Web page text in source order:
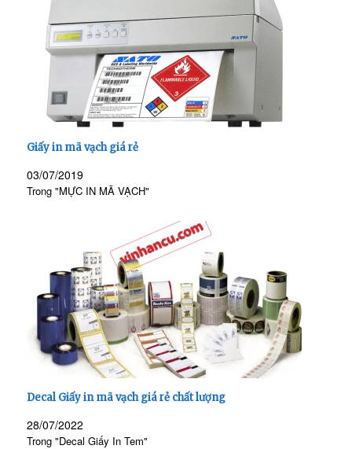
Giấy in mã vạch giá rẻ
03/07/2019
Trong "MỰC IN MÃ VẠCH"
Decal Giấy in mã vạch giá rẻ chất lượng
28/07/2022
Trong "Decal Giấy In Tem"